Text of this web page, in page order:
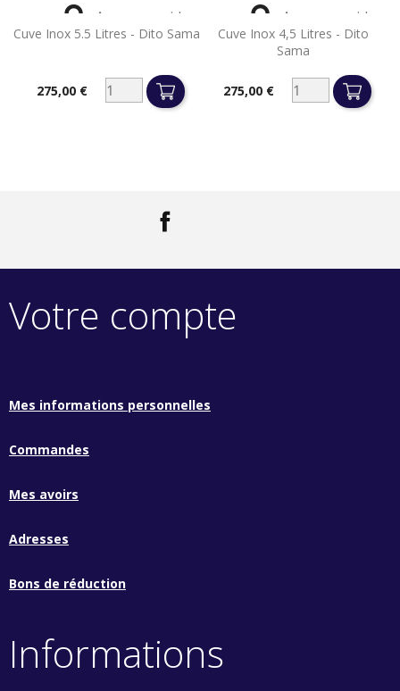
Cuve Inox 5.5 Litres - Dito Sama
Prix275,00 €
 Aperçu rapide
Cuve Inox 4,5 Litres - Dito
Sama
Prix275,00 €
 Aperçu rapide
Votre compte
Mes informations personnelles
Commandes
Mes avoirs
Adresses
Bons de réduction
Informations